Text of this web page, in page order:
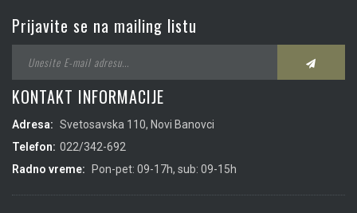
Prijavite se na mailing listu
KONTAKT INFORMACIJE
Adresa: Svetosavska 110, Novi Banovci
Telefon: 022/342-692
Radno vreme:
Pon-pet: 09-17h, sub: 09-15h